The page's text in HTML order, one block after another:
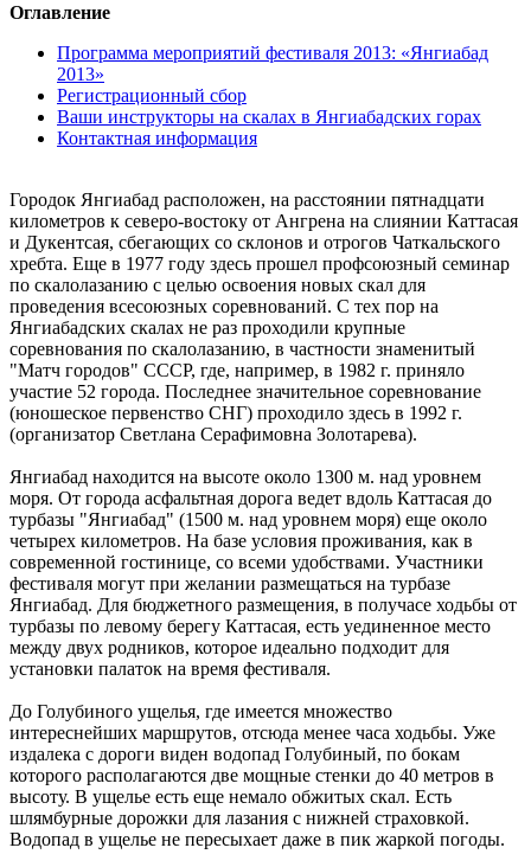
Оглавление
Программа мероприятий фестиваля 2013: «Янгиабад
2013»
Регистрационный сбор
Ваши инструкторы на скалах в Янгиабадских горах
Контактная информация
Городок Янгиабад расположен, на расстоянии пятнадцати
километров к северо-востоку от Ангрена на слиянии Каттасая
и Дукентсая, сбегающих со склонов и отрогов Чаткальского
хребта. Еще в 1977 году здесь прошел профсоюзный семинар
по скалолазанию с целью освоения новых скал для
проведения всесоюзных соревнований. С тех пор на
Янгиабадских скалах не раз проходили крупные
соревнования по скалолазанию, в частности знаменитый
"Матч городов" СССР, где, например, в 1982 г. приняло
участие 52 города. Последнее значительное соревнование
(юношеское первенство СНГ) проходило здесь в 1992 г.
(организатор Светлана Серафимовна Золотарева).
Янгиабад находится на высоте около 1300 м. над уровнем
моря. От города асфальтная дорога ведет вдоль Каттасая до
турбазы "Янгиабад" (1500 м. над уровнем моря) еще около
четырех километров. На базе условия проживания, как в
современной гостинице, со всеми удобствами. Участники
фестиваля могут при желании размещаться на турбазе
Янгиабад. Для бюджетного размещения, в получасе ходьбы от
турбазы по левому берегу Каттасая, есть уединенное место
между двух родников, которое идеально подходит для
установки палаток на время фестиваля.
До Голубиного ущелья, где имеется множество
интереснейших маршрутов, отсюда менее часа ходьбы. Уже
издалека с дороги виден водопад Голубиный, по бокам
которого располагаются две мощные стенки до 40 метров в
высоту. В ущелье есть еще немало обжитых скал. Есть
шлямбурные дорожки для лазания с нижней страховкой.
Водопад в ущелье не пересыхает даже в пик жаркой погоды.